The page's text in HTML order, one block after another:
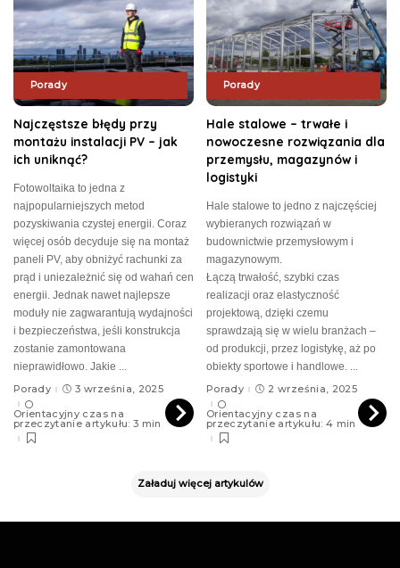
Porady
Najczęstsze błędy przy
montażu instalacji PV – jak
ich uniknąć?
Fotowoltaika to jedna z
najpopularniejszych metod
pozyskiwania czystej energii. Coraz
więcej osób decyduje się na montaż
paneli PV, aby obniżyć rachunki za
prąd i uniezależnić się od wahań cen
energii. Jednak nawet najlepsze
moduły nie zagwarantują wydajności
i bezpieczeństwa, jeśli konstrukcja
zostanie zamontowana
nieprawidłowo. Jakie
Porady
3 września, 2025
Orientacyjny czas na
przeczytanie artykułu: 3 min
Porady
Hale stalowe – trwałe i
nowoczesne rozwiązania dla
przemysłu, magazynów i
logistyki
Hale stalowe to jedno z najczęściej
wybieranych rozwiązań w
budownictwie przemysłowym i
magazynowym.
Łączą trwałość, szybki czas
realizacji oraz elastyczność
projektową, dzięki czemu
sprawdzają się w wielu branżach –
od produkcji, przez logistykę, aż po
obiekty sportowe i handlowe.
Porady
2 września, 2025
Orientacyjny czas na
przeczytanie artykułu: 4 min
Załaduj więcej artykulów